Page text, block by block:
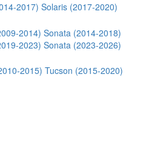
2017) Solaris (2017-2020)
2014) Sonata (2014-2018)
2023) Sonata (2023-2026)
2015) Tucson (2015-2020)